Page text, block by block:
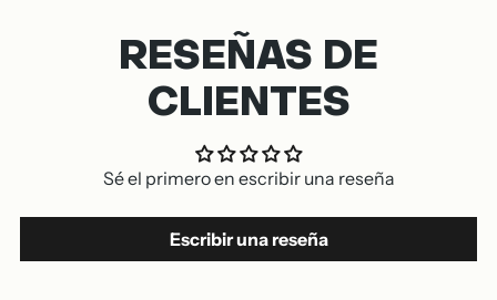
RESEÑAS DE
CLIENTES
Sé el primero en escribir una reseña
Escribir una reseña